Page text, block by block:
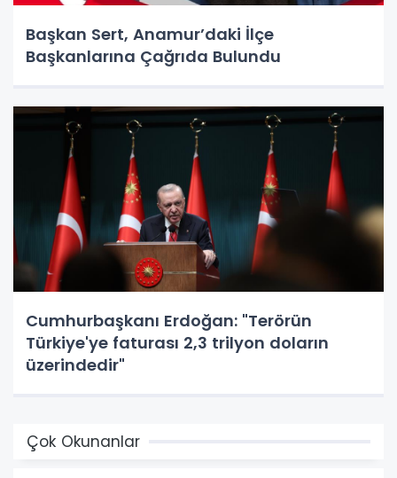
Başkan Sert, Anamur’daki İlçe
Başkanlarına Çağrıda Bulundu
Cumhurbaşkanı Erdoğan: "Terörün
Türkiye'ye faturası 2,3 trilyon doların
üzerindedir"
Çok Okunanlar